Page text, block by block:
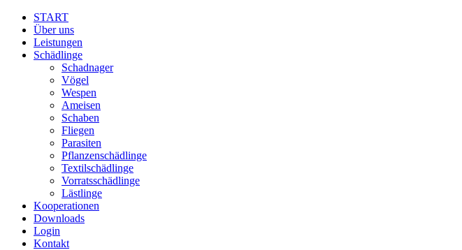
START
Über uns
Leistungen
Schädlinge
Schadnager
Vögel
Wespen
Ameisen
Schaben
Fliegen
Parasiten
Pflanzenschädlinge
Textilschädlinge
Vorratsschädlinge
Lästlinge
Kooperationen
Downloads
Login
Kontakt